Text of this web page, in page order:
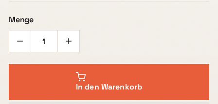
Menge
In den Warenkorb